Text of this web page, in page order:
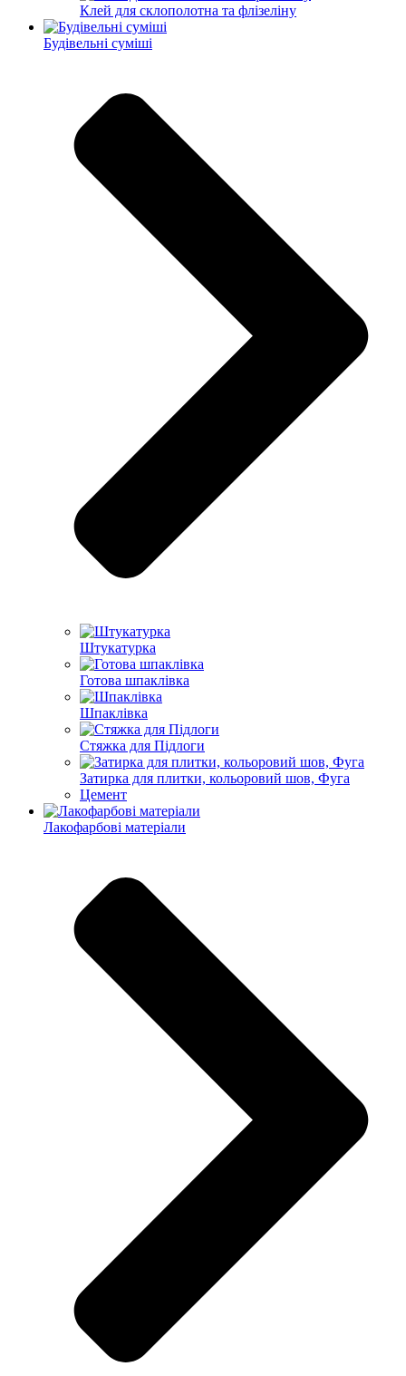
Клей для склополотна та флізеліну
Будівельні суміші
Штукатурка
Готова шпаклівка
Шпаклівка
Стяжка для Підлоги
Затирка для плитки, кольоровий шов, Фуга
Цемент
Лакофарбові матеріали